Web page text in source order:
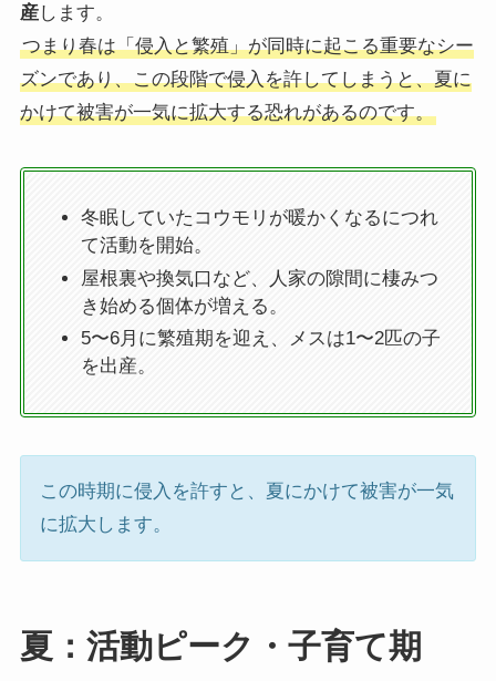
産します。
つまり春は「侵入と繁殖」が同時に起こる重要なシー
ズンであり、この段階で侵入を許してしまうと、夏に
かけて被害が一気に拡大する恐れがあるのです。
冬眠していたコウモリが暖かくなるにつれ
て活動を開始。
屋根裏や換気口など、人家の隙間に棲みつ
き始める個体が増える。
5〜6月に繁殖期を迎え、メスは1〜2匹の子
を出産。
この時期に侵入を許すと、夏にかけて被害が一気
に拡大します。
夏：活動ピーク・子育て期